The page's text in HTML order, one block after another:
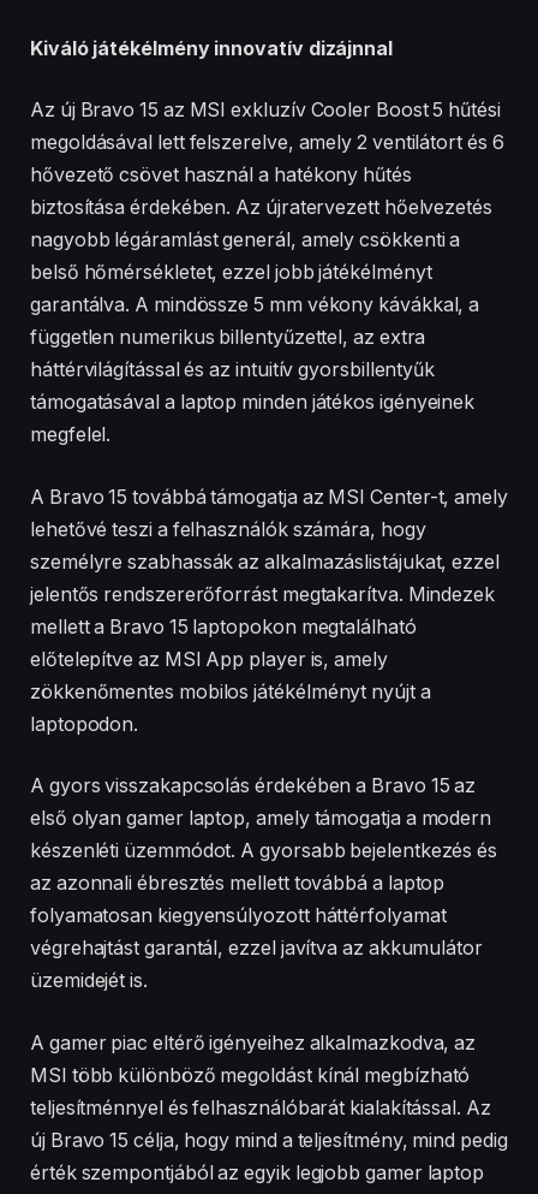
Kiváló játékélmény innovatív dizájnnal
Az új Bravo 15 az MSI exkluzív Cooler Boost 5 hűtési
megoldásával lett felszerelve, amely 2 ventilátort és 6
hővezető csövet használ a hatékony hűtés
biztosítása érdekében. Az újratervezett hőelvezetés
nagyobb légáramlást generál, amely csökkenti a
belső hőmérsékletet, ezzel jobb játékélményt
garantálva. A mindössze 5 mm vékony kávákkal, a
független numerikus billentyűzettel, az extra
háttérvilágítással és az intuitív gyorsbillentyűk
támogatásával a laptop minden játékos igényeinek
megfelel.
A Bravo 15 továbbá támogatja az MSI Center-t, amely
lehetővé teszi a felhasználók számára, hogy
személyre szabhassák az alkalmazáslistájukat, ezzel
jelentős rendszererőforrást megtakarítva. Mindezek
mellett a Bravo 15 laptopokon megtalálható
előtelepítve az MSI App player is, amely
zökkenőmentes mobilos játékélményt nyújt a
laptopodon.
A gyors visszakapcsolás érdekében a Bravo 15 az
első olyan gamer laptop, amely támogatja a modern
készenléti üzemmódot. A gyorsabb bejelentkezés és
az azonnali ébresztés mellett továbbá a laptop
folyamatosan kiegyensúlyozott háttérfolyamat
végrehajtást garantál, ezzel javítva az akkumulátor
üzemidejét is.
A gamer piac eltérő igényeihez alkalmazkodva, az
MSI több különböző megoldást kínál megbízható
teljesítménnyel és felhasználóbarát kialakítással. Az
új Bravo 15 célja, hogy mind a teljesítmény, mind pedig
érték szempontjából az egyik legjobb gamer laptop